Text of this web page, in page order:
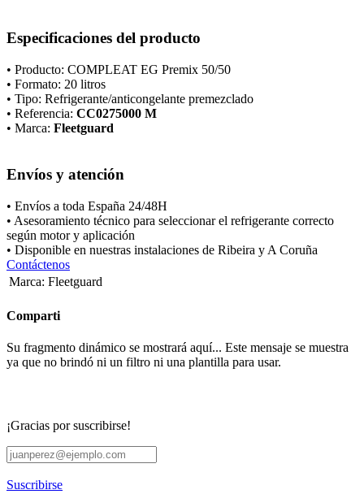
Especificaciones del producto
• Producto: COMPLEAT EG Premix 50/50
• Formato: 20 litros
• Tipo: Refrigerante/anticongelante premezclado
• Referencia: CC0275000 M
• Marca: Fleetguard
Envíos y atención
• Envíos a toda España 24/48H
• Asesoramiento técnico para seleccionar el refrigerante correcto
según motor y aplicación
• Disponible en nuestras instalaciones de Ribeira y A Coruña
Contáctenos
Marca: Fleetguard
Comparti
Su fragmento dinámico se mostrará aquí... Este mensaje se muestra
ya que no brindó ni un filtro ni una plantilla para usar.
¡Gracias por suscribirse!
Suscribirse